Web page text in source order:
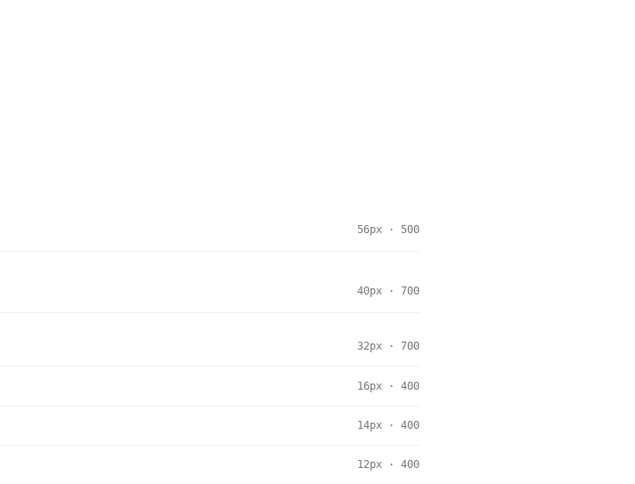
56px · 500
40px · 700
32px · 700
16px · 400
14px · 400
12px · 400